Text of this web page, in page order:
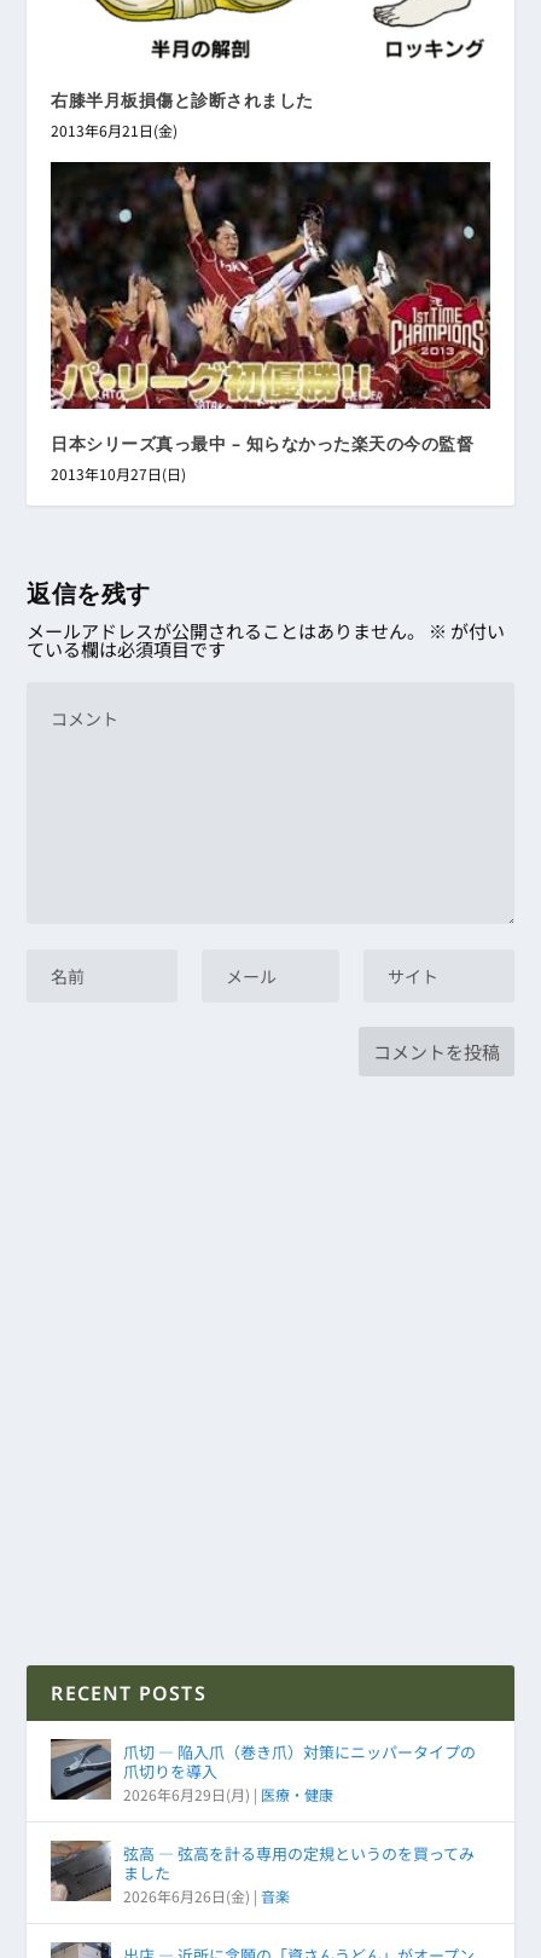
右膝半月板損傷と診断されました
2013年6月21日(金)
日本シリーズ真っ最中 – 知らなかった楽天の今の監督
2013年10月27日(日)
返信を残す
メールアドレスが公開されることはありません。 ※ が付い
ている欄は必須項目です
RECENT POSTS
爪切 ― 陥入爪（巻き爪）対策にニッパータイプの
爪切りを導入
2026年6月29日(月) | 医療・健康
弦高 ― 弦高を計る専用の定規というのを買ってみ
ました
2026年6月26日(金) |音楽